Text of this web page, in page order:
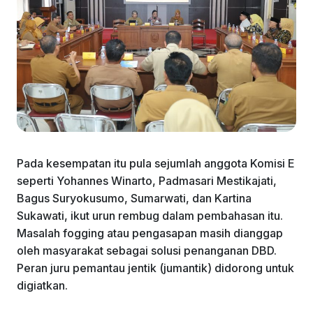
Pada kesempatan itu pula sejumlah anggota Komisi E
seperti Yohannes Winarto, Padmasari Mestikajati,
Bagus Suryokusumo, Sumarwati, dan Kartina
Sukawati, ikut urun rembug dalam pembahasan itu.
Masalah fogging atau pengasapan masih dianggap
oleh masyarakat sebagai solusi penanganan DBD.
Peran juru pemantau jentik (jumantik) didorong untuk
digiatkan.